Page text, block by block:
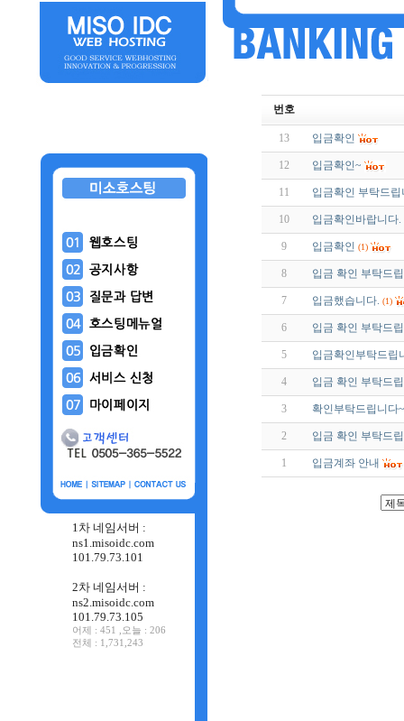
1차 네임서버 :
ns1.misoidc.com
101.79.73.101
2차 네임서버 :
ns2.misoidc.com
101.79.73.105
어제 : 451 ,오늘 : 206
전체 : 1,731,243
번호
13 입금확인
12 입금확인~
11 입금확인 부탁드립
10 입금확인바랍니다.
9 입금확인 (1)
8 입금 확인 부탁드
7 입금했습니다. (1)
6 입금 확인 부탁드
5 입금확인부탁드립
4 입금 확인 부탁드
3 확인부탁드립니다~
2 입금 확인 부탁드
1 입금계좌 안내